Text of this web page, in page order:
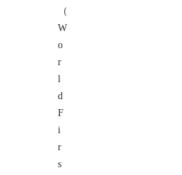
（
W
o
r
l
d
F
i
r
s